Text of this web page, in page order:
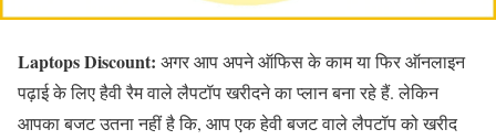
Laptops Discount: अगर आप अपने ऑफिस के काम या फिर ऑनलाइन
पढ़ाई के लिए हैवी रैम वाले लैपटॉप खरीदने का प्लान बना रहे हैं. लेकिन
आपका बजट उतना नहीं है कि, आप एक हेवी बजट वाले लैपटॉप को खरीद